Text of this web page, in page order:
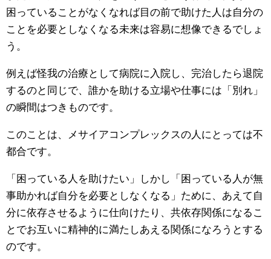
困っていることがなくなれば目の前で助けた人は自分の
ことを必要としなくなる未来は容易に想像できるでしょ
う。
例えば怪我の治療として病院に入院し、完治したら退院
するのと同じで、誰かを助ける立場や仕事には「別れ」
の瞬間はつきものです。
このことは、メサイアコンプレックスの人にとっては不
都合です。
「困っている人を助けたい」しかし「困っている人が無
事助かれば自分を必要としなくなる」ために、あえて自
分に依存させるように仕向けたり、共依存関係になるこ
とでお互いに精神的に満たしあえる関係になろうとする
のです。